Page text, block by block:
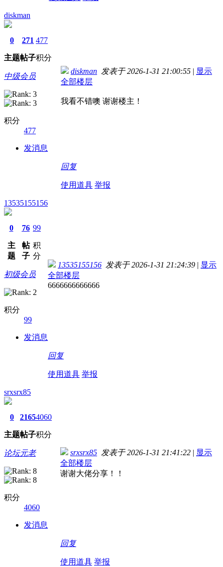
diskman
0
主题
271
帖子
477
积分
中级会员
积分
477
发消息
diskman 发表于 2026-1-31 21:00:55 | 显示
全部楼层
我看不错噢 谢谢楼主！
回复
使用道具 举报
13535155156
0
主
题
76
帖
子
99
积
分
初级会员
积分
99
发消息
13535155156 发表于 2026-1-31 21:24:39 | 显示
全部楼层
6666666666666
回复
使用道具 举报
srxsrx85
0
主题
2165
帖子
4060
积分
论坛元老
积分
4060
发消息
srxsrx85 发表于 2026-1-31 21:41:22 | 显示
全部楼层
谢谢大佬分享！！
回复
使用道具 举报